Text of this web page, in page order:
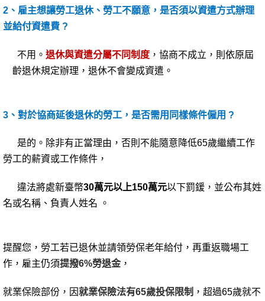
2 、雇主想讓勞工退休、勞工不願意，是否須以資遣方式辦理
並給付資遣費 ?
不用。 退休與資遣分屬不同制度 ，協商不成立，則依原屆
齡退休規定辦理，退休不會變成資遣。
3 、對於協商延後退休的勞工，是否需用同樣條件僱用 ?
是的。除非有正當理由，否則不能隨意降低65歲繼續工作
勞工的薪資或工作條件，
違法將處新臺幣30萬元以上150萬元以下罰鍰，並公布其姓
名或名稱、負責人姓名 。
提醒您，勞工若已退休並請領勞保老年給付，再重返職場工
作，雇主仍須提撥6%勞退金 ，
就業保險部份，因就業保險法有65歲投保限制 ，超過65歲就不